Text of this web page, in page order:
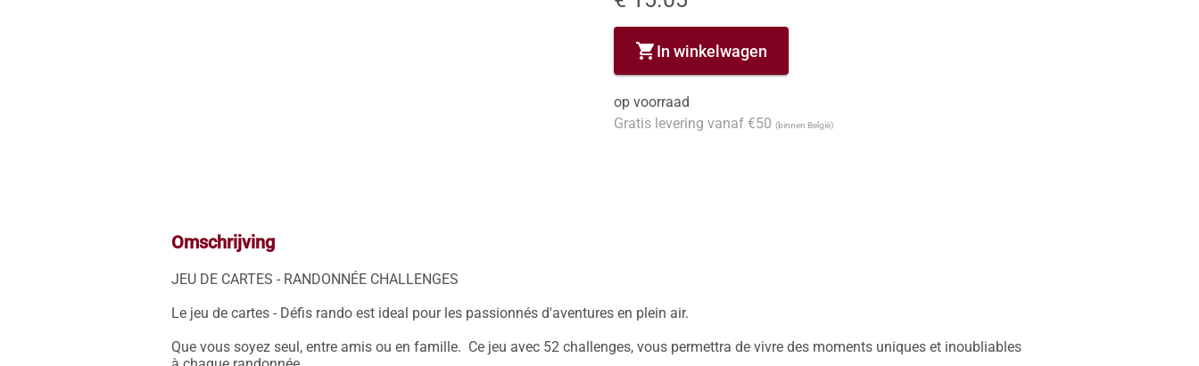
shopping_cartIn winkelwagen
op voorraad
Gratis levering vanaf €50 (binnen België)
Omschrijving
JEU DE CARTES - RANDONNÉE CHALLENGES
Le jeu de cartes - Défis rando est ideal pour les passionnés d'aventures en plein air.
Que vous soyez seul, entre amis ou en famille.  Ce jeu avec 52 challenges, vous permettra de vivre des moments uniques et inoubliables